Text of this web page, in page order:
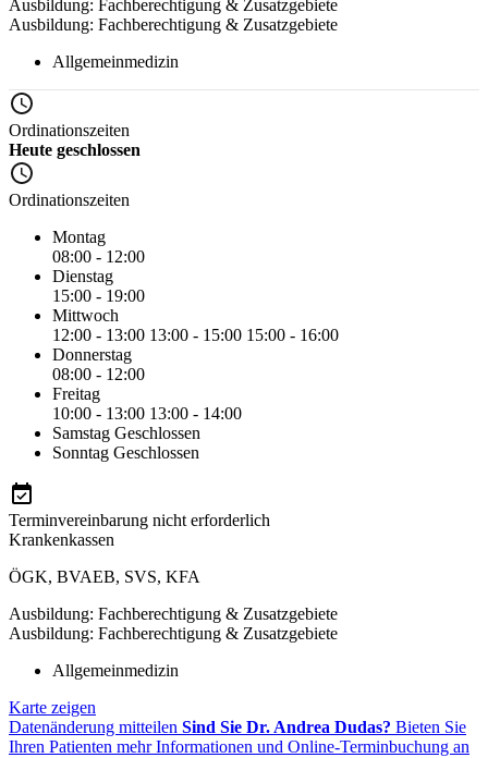
Ausbildung: Fachberechtigung & Zusatzgebiete
Ausbildung: Fachberechtigung & Zusatzgebiete
Allgemeinmedizin
Ordinationszeiten
Heute geschlossen
Ordinationszeiten
Montag
08:00 - 12:00
Dienstag
15:00 - 19:00
Mittwoch
12:00 - 13:00 13:00 - 15:00 15:00 - 16:00
Donnerstag
08:00 - 12:00
Freitag
10:00 - 13:00 13:00 - 14:00
Samstag Geschlossen
Sonntag Geschlossen
Terminvereinbarung nicht erforderlich
Krankenkassen
ÖGK, BVAEB, SVS, KFA
Ausbildung: Fachberechtigung & Zusatzgebiete
Ausbildung: Fachberechtigung & Zusatzgebiete
Allgemeinmedizin
Karte zeigen
Datenänderung mitteilen Sind Sie Dr. Andrea Dudas? Bieten Sie
Ihren Patienten mehr Informationen und Online-Terminbuchung an